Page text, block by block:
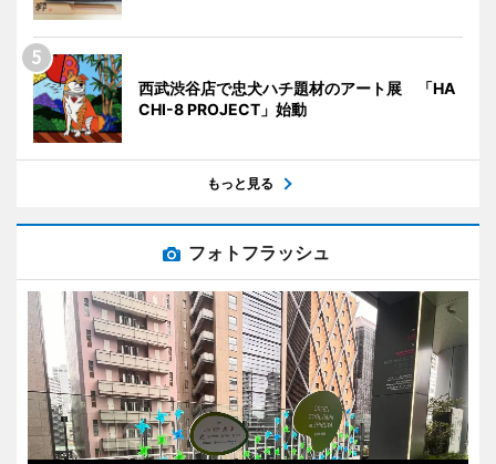
西武渋谷店で忠犬ハチ題材のアート展 「HA
CHI-8 PROJECT」始動
もっと見る
フォトフラッシュ